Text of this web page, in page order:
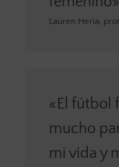
Lauren Heria,
«El fútbol
mucho
mi vida y